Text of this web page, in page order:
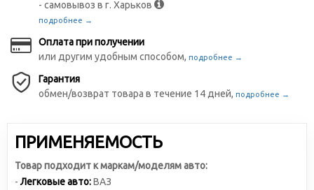
- самовывоз в г. Харьков
подробнее →
Оплата при получении
или другим удобным способом, подробнее →
Гарантия
обмен/возврат товара в течение 14 дней, подробнее →
ПРИМЕНЯЕМОСТЬ
Товар подходит к маркам/моделям авто:
-Легковые авто:ВАЗ